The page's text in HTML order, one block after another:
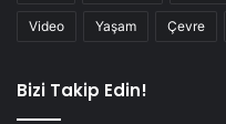
Video Yaşam Çevre
Bizi Takip Edin!